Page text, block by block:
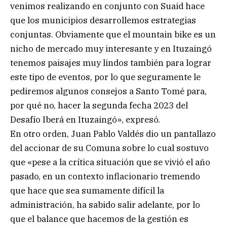
venimos realizando en conjunto con Suaid hace
que los municipios desarrollemos estrategias
conjuntas. Obviamente que el mountain bike es un
nicho de mercado muy interesante y en Ituzaingó
tenemos paisajes muy lindos también para lograr
este tipo de eventos, por lo que seguramente le
pediremos algunos consejos a Santo Tomé para,
por qué no, hacer la segunda fecha 2023 del
Desafío Iberá en Ituzaingó», expresó.
En otro orden, Juan Pablo Valdés dio un pantallazo
del accionar de su Comuna sobre lo cual sostuvo
que «pese a la crítica situación que se vivió el año
pasado, en un contexto inflacionario tremendo
que hace que sea sumamente difícil la
administración, ha sabido salir adelante, por lo
que el balance que hacemos de la gestión es